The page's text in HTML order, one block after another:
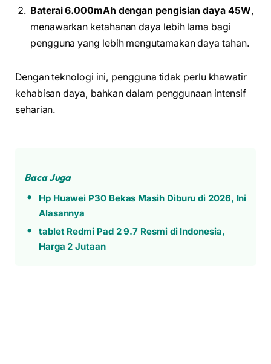
Baterai 6.000mAh dengan pengisian daya 45W,
menawarkan ketahanan daya lebih lama bagi
pengguna yang lebih mengutamakan daya tahan.
Dengan teknologi ini, pengguna tidak perlu khawatir
kehabisan daya, bahkan dalam penggunaan intensif
seharian.
Baca Juga
Hp Huawei P30 Bekas Masih Diburu di 2026, Ini
Alasannya
tablet Redmi Pad 2 9.7 Resmi di Indonesia,
Harga 2 Jutaan